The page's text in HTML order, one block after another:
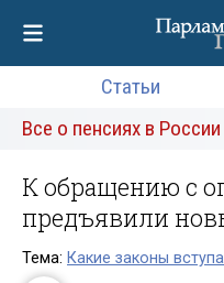
Статьи
Все о пенсиях в России
К обращению с
предъявили
Тема: Какие законы